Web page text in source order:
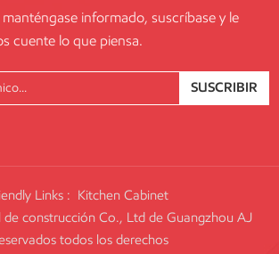
informado, suscríbase y le
cuente lo que piensa.
SUSCRIBIR
Links : Kitchen Cabinet
construcción Co., Ltd de Guangzhou AJ
todos los derechos